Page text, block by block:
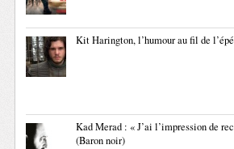
Kit Harington, l’humour au fil de
Kad Merad : « J’ai l’impression de
(Baron noir)